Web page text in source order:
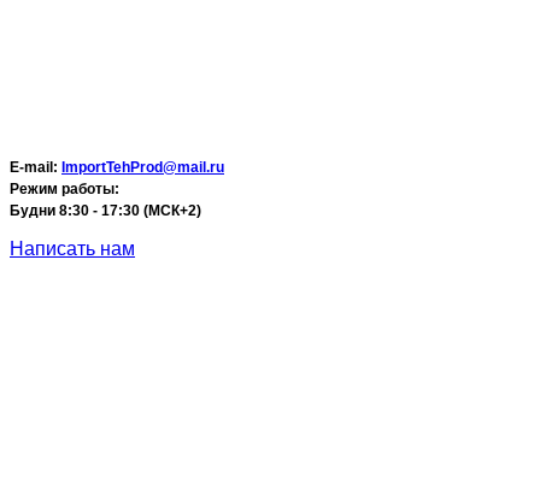
E-mail: ImportTehProd@mail.ru
Режим работы:
Будни 8:30 - 17:30 (МСК+2)
Написать нам